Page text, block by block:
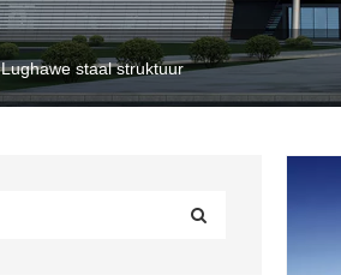
Lughawe staal struktuur